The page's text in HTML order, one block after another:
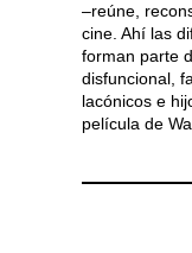
–reúne,
cine. Ahí las
forman parte
disfuncional,
lacónicos e
película de